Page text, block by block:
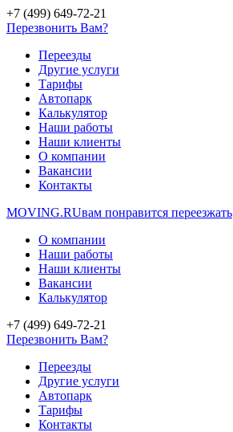
+7 (499) 649-72-21
Перезвонить Вам?
Переезды
Другие услуги
Тарифы
Автопарк
Калькулятор
Наши работы
Наши клиенты
О компании
Вакансии
Контакты
MOVING.RUвам понравится переезжать
О компании
Наши работы
Наши клиенты
Вакансии
Калькулятор
+7 (499) 649-72-21
Перезвонить Вам?
Переезды
Другие услуги
Автопарк
Тарифы
Контакты